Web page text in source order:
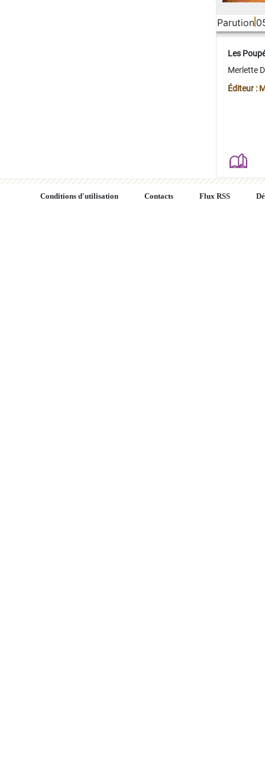
Parution
Les
Merlette
Éditeur :
Conditions d'utilisation Contacts Flux RSS